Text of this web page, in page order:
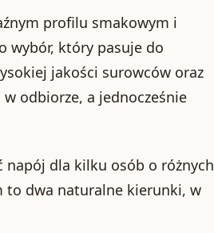
profilu smakowym i
wybór, który pasuje do
jakości surowców oraz
odbiorze, a jednocześnie
napój dla kilku osób o różnych
to dwa naturalne kierunki, w